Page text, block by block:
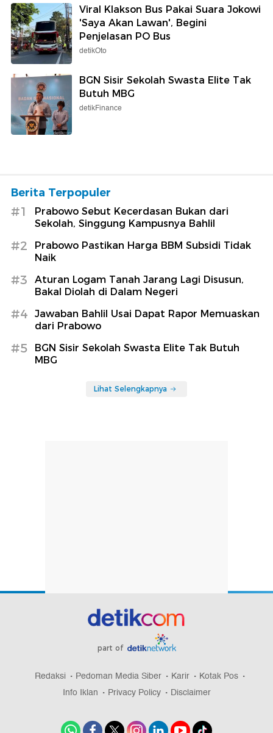
Viral Klakson Bus Pakai Suara Jokowi
'Saya Akan Lawan', Begini
Penjelasan PO Bus
detikOto
BGN Sisir Sekolah Swasta Elite Tak
Butuh MBG
detikFinance
Berita Terpopuler
#1
Prabowo Sebut Kecerdasan Bukan dari
Sekolah, Singgung Kampusnya Bahlil
#2
Prabowo Pastikan Harga BBM Subsidi Tidak
Naik
#3
Aturan Logam Tanah Jarang Lagi Disusun,
Bakal Diolah di Dalam Negeri
#4
Jawaban Bahlil Usai Dapat Rapor Memuaskan
dari Prabowo
#5
BGN Sisir Sekolah Swasta Elite Tak Butuh
MBG
Lihat Selengkapnya
part of
Redaksi Pedoman Media Siber Karir
Kotak Pos
Info Iklan
Privacy Policy Disclaimer